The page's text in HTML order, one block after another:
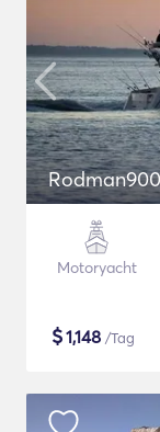
Rodman900
Motoryacht
$1,148 /Tag